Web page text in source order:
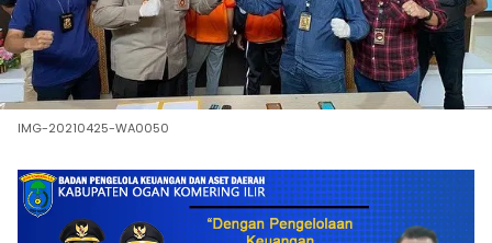
IMG-20210425-WA0050